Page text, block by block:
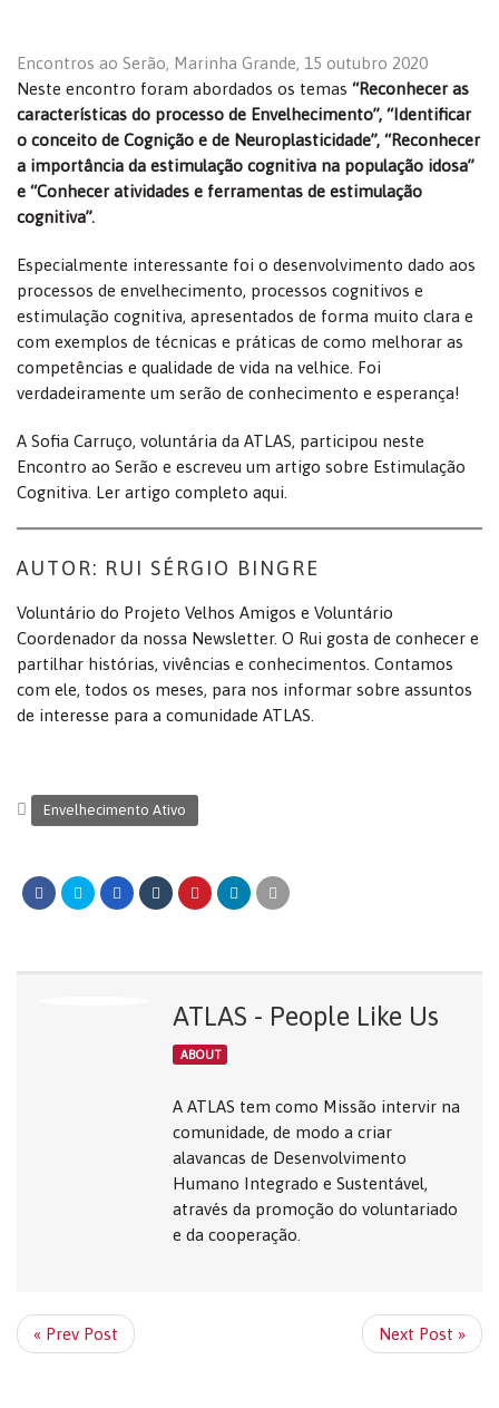
Encontros ao Serão, Marinha Grande, 15 outubro 2020
Neste encontro foram abordados os temas “Reconhecer as
características do processo de Envelhecimento”, “Identificar
o conceito de Cognição e de Neuroplasticidade”, “Reconhecer
a importância da estimulação cognitiva na população idosa”
e “Conhecer atividades e ferramentas de estimulação
cognitiva”.
Especialmente interessante foi o desenvolvimento dado aos
processos de envelhecimento, processos cognitivos e
estimulação cognitiva, apresentados de forma muito clara e
com exemplos de técnicas e práticas de como melhorar as
competências e qualidade de vida na velhice. Foi
verdadeiramente um serão de conhecimento e esperança!
A Sofia Carruço, voluntária da ATLAS, participou neste
Encontro ao Serão e escreveu um artigo sobre Estimulação
Cognitiva. Ler artigo completo aqui.
AUTOR: RUI SÉRGIO BINGRE
Voluntário do Projeto Velhos Amigos e Voluntário
Coordenador da nossa Newsletter. O Rui gosta de conhecer e
partilhar histórias, vivências e conhecimentos. Contamos
com ele, todos os meses, para nos informar sobre assuntos
de interesse para a comunidade ATLAS.
Envelhecimento Ativo
ATLAS - People Like Us
ABOUT
A ATLAS tem como Missão intervir na
comunidade, de modo a criar
alavancas de Desenvolvimento
Humano Integrado e Sustentável,
através da promoção do voluntariado
e da cooperação.
« Prev Post Next Post »